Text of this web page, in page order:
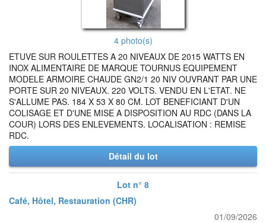
4 photo(s)
ETUVE SUR ROULETTES A 20 NIVEAUX DE 2015 WATTS EN
INOX ALIMENTAIRE DE MARQUE TOURNUS EQUIPEMENT
MODELE ARMOIRE CHAUDE GN2/1 20 NIV OUVRANT PAR UNE
PORTE SUR 20 NIVEAUX. 220 VOLTS. VENDU EN L'ETAT. NE
S'ALLUME PAS. 184 X 53 X 80 CM. LOT BENEFICIANT D'UN
COLISAGE ET D'UNE MISE A DISPOSITION AU RDC (DANS LA
COUR) LORS DES ENLEVEMENTS. LOCALISATION : REMISE
RDC.
Détail du lot
Lot n° 8
Café, Hôtel, Restauration (CHR)
01/09/2026